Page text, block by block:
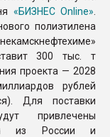
«БИЗНЕС Online»
полиэтилена
300 тыс. т
проекта — 2028
рублей
Для поставки
привлечены
из России и